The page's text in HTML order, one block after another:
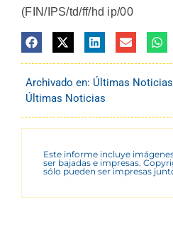
(FIN/IPS/td/ff/hd ip/00
Archivado en: Últimas Noticias
Últimas Noticias
Este informe incluye
ser bajadas e impresas.
sólo pueden ser impresas